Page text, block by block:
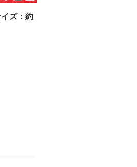
ズ：約